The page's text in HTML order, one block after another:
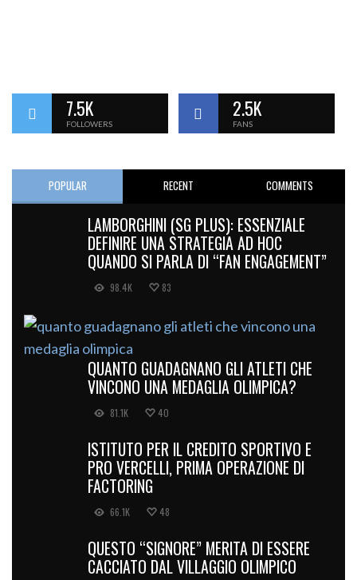
7.5K
FOLLOWERS
2.5K
FANS
POPULAR RECENT COMMENTS
LAMBORGHINI (SG PLUS): ESSENZIALE
DEFINIRE UNA STRATEGIA AD HOC
QUANDO SI PARLA DI “FAN ENGAGEMENT”
98.4K 83
QUANTO GUADAGNANO GLI ATLETI CHE
VINCONO UNA MEDAGLIA OLIMPICA?
81.1K 40
ISTITUTO PER IL CREDITO SPORTIVO E
PRO VERCELLI, PRIMA OPERAZIONE DI
FACTORING
66.1K 48
QUESTO “SIGNORE” MERITA DI ESSERE
CACCIATO DAL VILLAGGIO OLIMPICO